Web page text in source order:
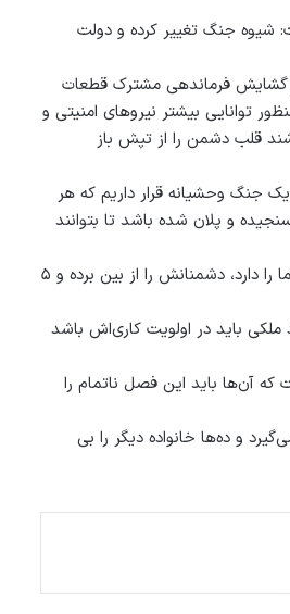
جنگ تغییر کرده و دولت
امروز شنبه (۱۹حوت) در محفل ایجاد و گشایش فرماندهی مشترک قطعات
توانایی بیشتر نیروهای امنیتی و
قلب دشمن را از تپش باز
جنگ وحشیانه قرار داریم که هر
و پلان شده باشد تا بتوانند
آقای غنی با اشاره به تاریخ ۵هزار ساله کشور خطاب به نیروهای امنیتی گفت: تا زمانی که افغانستان شما را دارد، دشمنانش را از بین برده و ۵
باید در اولویت کاری‌اش باشد
که آن‌ها باید این فصل ناتمام را
و ده‌ها خانواده دیگر را بی